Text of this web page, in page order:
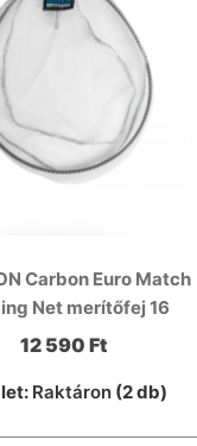
Carbon Euro Match
Net merítőfej 16
12 590 Ft
Raktáron (2 db)